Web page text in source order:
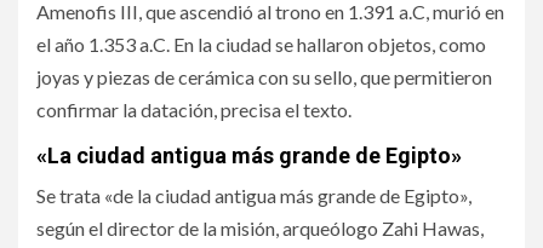
Amenofis III, que ascendió al trono en 1.391 a.C, murió en
el año 1.353 a.C. En la ciudad se hallaron objetos, como
joyas y piezas de cerámica con su sello, que permitieron
confirmar la datación, precisa el texto.
«La ciudad antigua más grande de Egipto»
Se trata «de la ciudad antigua más grande de Egipto»,
según el director de la misión, arqueólogo Zahi Hawas,